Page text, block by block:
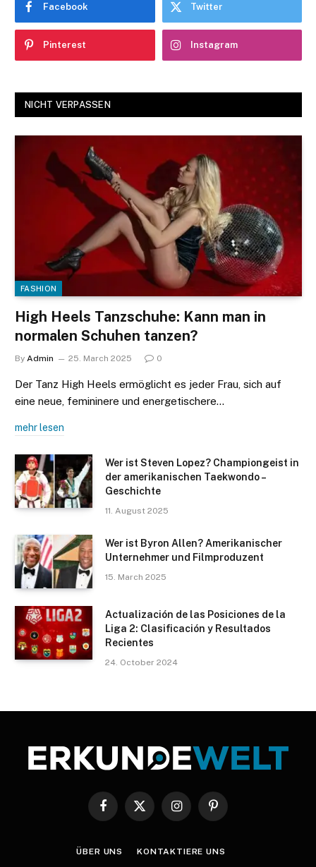
Facebook Twitter
Pinterest Instagram
NICHT VERPASSEN
FASHION
High Heels Tanzschuhe: Kann man in
normalen Schuhen tanzen?
By Admin 25. March 2025 0
Der Tanz High Heels ermöglicht es jeder Frau, sich auf
eine neue, femininere und energetischere…
mehr lesen
Wer ist Steven Lopez? Championgeist in
der amerikanischen Taekwondo –
Geschichte
11. August 2025
Wer ist Byron Allen? Amerikanischer
Unternehmer und Filmproduzent
15. March 2025
Actualización de las Posiciones de la
Liga 2: Clasificación y Resultados
Recientes
24. October 2024
Facebook
X
InstagramPinterest
ÜBER UNS KONTAKTIERE UNS